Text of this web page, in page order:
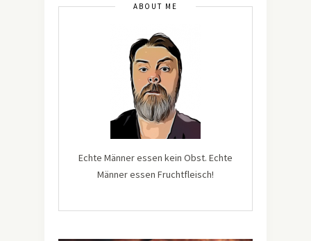
ABOUT ME
Echte Männer essen kein Obst. Echte
Männer essen Fruchtfleisch!